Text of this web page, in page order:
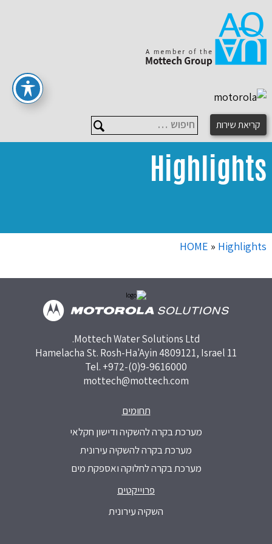
קריאת שירות חיפוש …
Highlights
HOME » Highlights
Mottech Water Solutions Ltd.
11 Hamelacha St. Rosh-Ha'Ayin 4809121, Israel
Tel. +972-(0)9-9616000
mottech@mottech.com
תחומים
מערכת בקרה להשקיה ודישון חקלאי
מערכת בקרה להשקיה עירונית
מערכת בקרה לחלוקה ואספקת מים
פרוייקטים
השקיה עירונית